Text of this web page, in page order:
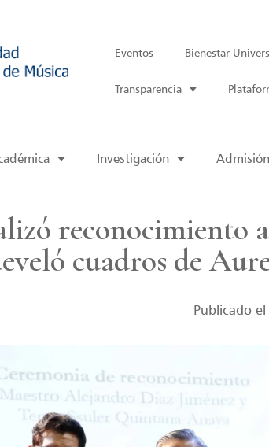
Eventos Bienestar
Transparencia
Investigación Admisión
reconocimiento
cuadros de
Publicado el